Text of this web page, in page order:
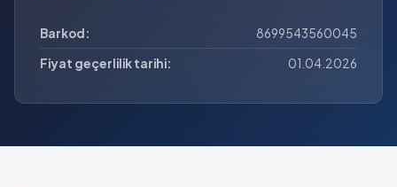
Barkod:
8699543560045
Fiyat geçerlilik tarihi:
01.04.2026